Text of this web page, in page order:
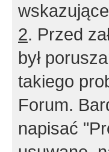
2. Przed
był
takiego
Forum.
napisać